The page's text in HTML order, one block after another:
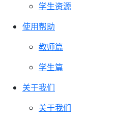
学生资源
使用帮助
教师篇
学生篇
关于我们
关于我们